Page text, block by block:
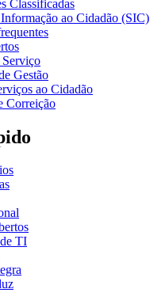
Classificadas
ao Cidadão (SIC)
Gestão
ao Cidadão
Correição
TI